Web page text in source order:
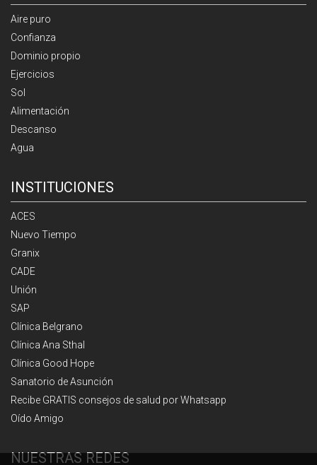
Aire puro
Confianza
Dominio propio
Ejercicios
Sol
Alimentación
Descanso
Agua
INSTITUCIONES
ACES
Nuevo Tiempo
Granix
CADE
Unión
SAP
Clínica Belgrano
Clínica Ana Sthal
Clínica Good Hope
Sanatorio de Asunción
Recibe GRATIS consejos de salud por Whatsapp
Oído Amigo
NUESTRAS REDES